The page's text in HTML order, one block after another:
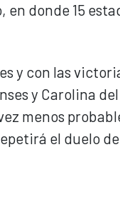
donde 15
y con las
y Carolina
menos
el duelo